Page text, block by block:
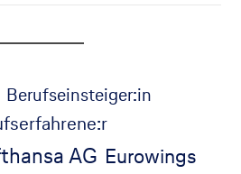
Berufseinsteiger:in
AG Eurowings